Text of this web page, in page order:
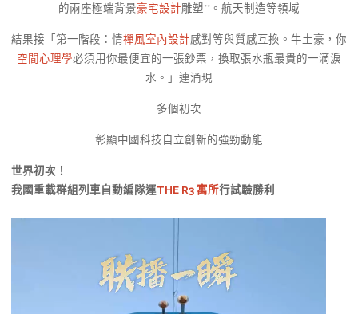
的兩座極端背景豪宅設計雕塑**。航天制造等領域
結果接「第一階段：情禪風室內設計感對等與質感互換。牛土豪，你
空間心理學必須用你最便宜的一張鈔票，換取張水瓶最貴的一滴淚
水。」連涌現
多個初次
彰顯中國科技自立創新的強勁動能
世界初次！
我國重載群組列車自動編隊運THE R3 寓所行試驗勝利